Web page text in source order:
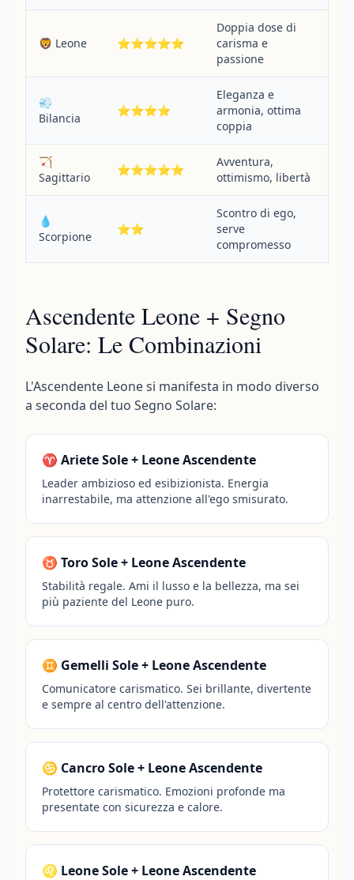
🦁 Leone ⭐⭐⭐⭐⭐
Doppia dose di
carisma e
passione
💨
Bilancia
⭐⭐⭐⭐
Eleganza e
armonia, ottima
coppia
🏹
Sagittario
⭐⭐⭐⭐⭐
Avventura,
ottimismo, libertà
💧
Scorpione
⭐⭐
Scontro di ego,
serve
compromesso
Ascendente Leone + Segno
Solare: Le Combinazioni
L'Ascendente Leone si manifesta in modo diverso
a seconda del tuo Segno Solare:
♈ Ariete Sole + Leone Ascendente
Leader ambizioso ed esibizionista. Energia
inarrestabile, ma attenzione all'ego smisurato.
♉ Toro Sole + Leone Ascendente
Stabilità regale. Ami il lusso e la bellezza, ma sei
più paziente del Leone puro.
♊ Gemelli Sole + Leone Ascendente
Comunicatore carismatico. Sei brillante, divertente
e sempre al centro dell'attenzione.
♋ Cancro Sole + Leone Ascendente
Protettore carismatico. Emozioni profonde ma
presentate con sicurezza e calore.
♌ Leone Sole + Leone Ascendente